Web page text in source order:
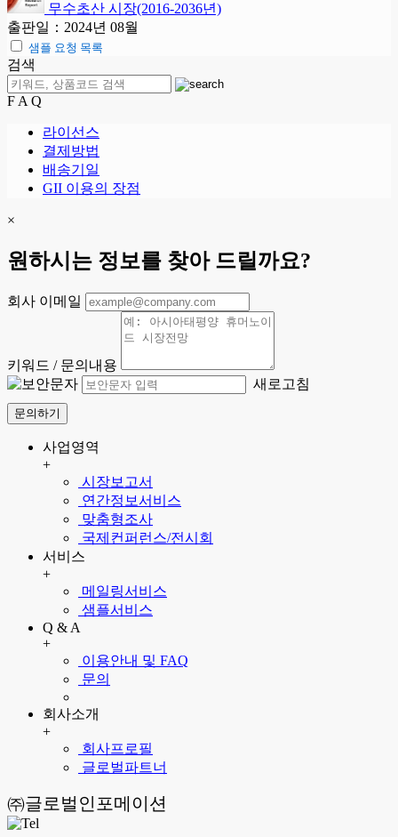
무수초산 시장(2016-2036년)
출판일：2024년 08월
샘플 요청 목록
검색
F A Q
라이선스
결제방법
배송기일
GII 이용의 장점
×
원하시는 정보를 찾아 드릴까요?
회사 이메일
키워드 / 문의내용
새로고침
문의하기
사업영역
+
시장보고서
연간정보서비스
맞춤형조사
국제컨퍼런스/전시회
서비스
+
메일링서비스
샘플서비스
Q & A
+
이용안내 및 FAQ
문의
회사소개
+
회사프로필
글로벌파트너
㈜글로벌인포메이션